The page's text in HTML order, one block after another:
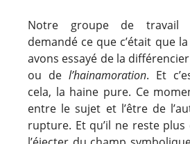
Notre groupe de travail
demandé ce que c’était que
avons essayé de la
ou de l’hainamoration. Et
cela, la haine pure. Ce
entre le sujet et l’être de
rupture. Et qu’il ne reste plus